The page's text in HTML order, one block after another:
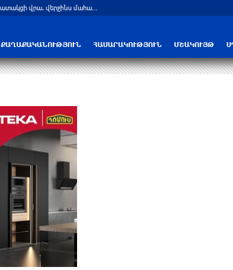
ՔԱՂԱՔԱԿԱՆՈՒԹՅՈՒՆ ՀԱՍԱՐԱԿՈՒԹՅՈՒՆ ՄՇԱԿՈՒՅԹ